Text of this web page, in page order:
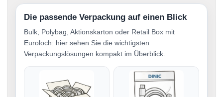
Die passende Verpackung auf einen Blick
Bulk, Polybag, Aktionskarton oder Retail Box mit
Euroloch: hier sehen Sie die wichtigsten
Verpackungslösungen kompakt im Überblick.